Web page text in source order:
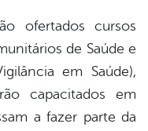
ofertados cursos
de Saúde e
em Saúde),
capacitados em
a fazer parte da